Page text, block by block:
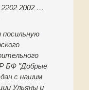
2002 …
БФ "Добрые
с нашим
Ульяны и